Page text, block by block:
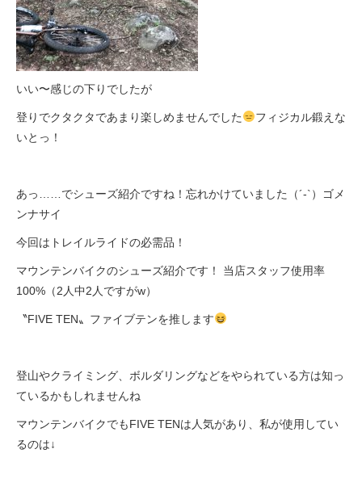
いい〜感じの下りでしたが
登りでクタクタであまり楽しめませんでした
フィジカル鍛えな
いとっ！
あっ……でシューズ紹介ですね！忘れかけていました（´-`）ゴメ
ンナサイ
今回はトレイルライドの必需品！
マウンテンバイクのシューズ紹介です！ 当店スタッフ使用率
100%（2人中2人ですがw）
〝FIVE TEN〟ファイブテンを推します
登山やクライミング、ボルダリングなどをやられている方は知っ
ているかもしれませんね
マウンテンバイクでもFIVE TENは人気があり、私が使用してい
るのは↓